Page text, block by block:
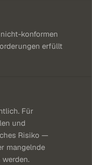
konformen
erfüllt
Für
und
Risiko —
mangelnde